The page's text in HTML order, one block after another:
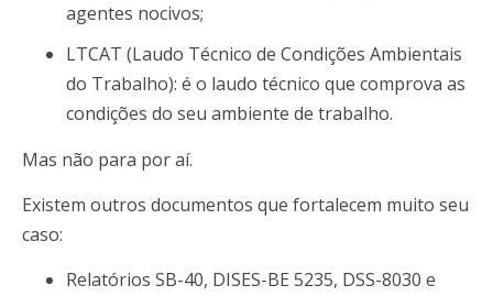
agentes nocivos;
LTCAT (Laudo Técnico de Condições Ambientais
do Trabalho): é o laudo técnico que comprova as
condições do seu ambiente de trabalho.
Mas não para por aí.
Existem outros documentos que fortalecem muito seu
caso:
Relatórios SB-40, DISES-BE 5235, DSS-8030 e